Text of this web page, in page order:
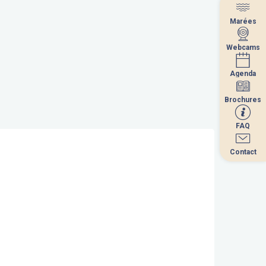
Marées
Webcams
Agenda
Brochures
FAQ
Contact